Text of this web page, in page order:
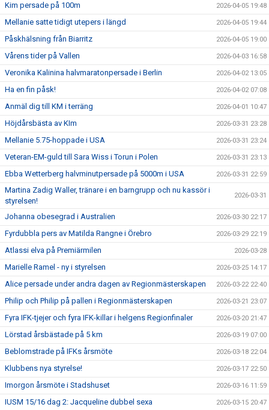
Kim persade på 100m 2026-04-05 19:48
Mellanie satte tidigt utepers i längd 2026-04-05 19:44
Påskhälsning från Biarritz 2026-04-05 19:00
Vårens tider på Vallen 2026-04-03 16:58
Veronika Kalinina halvmaratonpersade i Berlin 2026-04-02 13:05
Ha en fin påsk! 2026-04-02 07:08
Anmäl dig till KM i terräng 2026-04-01 10:47
Höjdårsbästa av KIm 2026-03-31 23:28
Mellanie 5.75-hoppade i USA 2026-03-31 23:24
Veteran-EM-guld till Sara Wiss i Torun i Polen 2026-03-31 23:13
Ebba Wetterberg halvminutpersade på 5000m i USA 2026-03-31 22:59
Martina Zadig Waller, tränare i en barngrupp och nu kassör i
styrelsen!
2026-03-31
Johanna obesegrad i Australien 2026-03-30 22:17
Fyrdubbla pers av Matilda Rangne i Örebro 2026-03-29 22:19
Atlassi elva på Premiärmilen 2026-03-28
Marielle Ramel - ny i styrelsen 2026-03-25 14:17
Alice persade under andra dagen av Regionmästerskapen 2026-03-22 22:40
Philip och Philip på pallen i Regionmästerskapen 2026-03-21 23:07
Fyra IFK-tjejer och fyra IFK-killar i helgens Regionfinaler 2026-03-20 21:47
Lörstad årsbästade på 5 km 2026-03-19 07:00
Beblomstrade på IFKs årsmöte 2026-03-18 22:04
Klubbens nya styrelse! 2026-03-17 22:50
Imorgon årsmöte i Stadshuset 2026-03-16 11:59
IUSM 15/16 dag 2: Jacqueline dubbel sexa 2026-03-15 20:47